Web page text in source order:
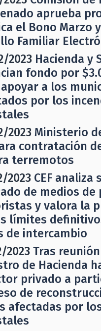
aprueba
el Bono Marzo
Familiar
2023 Hacienda y
fondo por
a los
por los
2023 Ministerio
contratación
terremotos
2023 CEF
de medios de
y valora la
límites
de intercambio
2023 Tras reunión
de Hacienda
privado a
de
afectadas por